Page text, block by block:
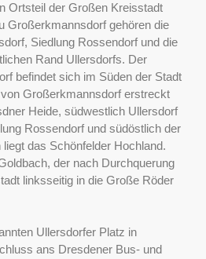
Ortsteil der Großen Kreisstadt
Großerkmannsdorf gehören die
Siedlung Rossendorf und die
Rand Ullersdorfs. Der
befindet sich im Süden der Stadt
Großerkmannsdorf erstreckt
Heide, südwestlich Ullersdorf
Rossendorf und südöstlich der
das Schönfelder Hochland.
der nach Durchquerung
linksseitig in die Große Röder
Ullersdorfer Platz in
ans Dresdener Bus- und